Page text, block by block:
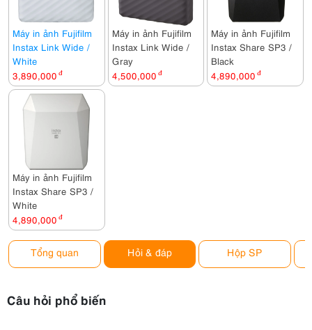
Máy in ảnh Fujifilm
Instax Link Wide /
White
3,890,000 đ
Máy in ảnh Fujifilm
Instax Link Wide /
Gray
4,500,000 đ
Máy in ảnh Fujifilm
Instax Share SP3 /
Black
4,890,000 đ
Máy in ảnh Fujifilm
Instax Share SP3 /
White
4,890,000 đ
Tổng quan Hỏi & đáp Hộp SP
Câu hỏi phổ biến